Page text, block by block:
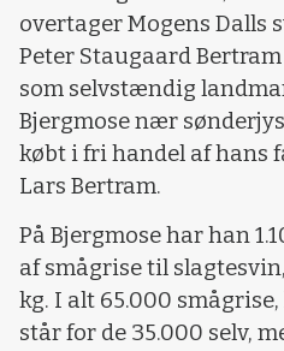
overtager Mogens Dalls
Peter Staugaard
som selvstændig
Bjergmose nær
købt i fri handel af hans
Lars Bertram.
På Bjergmose har han
af smågrise til
kg. I alt 65.000
står for de 35.000 selv,